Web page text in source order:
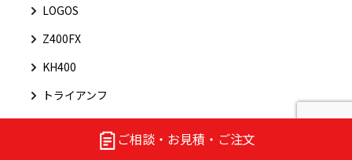
ご相談・お見積・ご注文
LOGOS
Z400FX
KH400
トライアンフ
ＲＧ２５０ガンマ